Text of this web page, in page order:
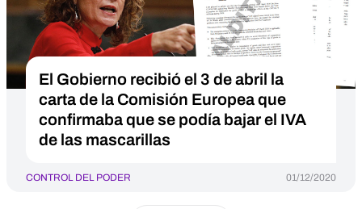
El Gobierno recibió el 3 de abril la
carta de la Comisión Europea que
confirmaba que se podía bajar el IVA
de las mascarillas
CONTROL DEL PODER 01/12/2020